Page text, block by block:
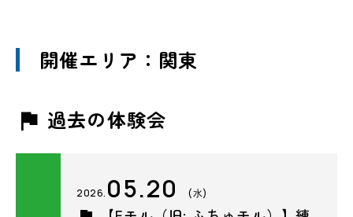
開催エリア：関東
過去の体験会
2026. 05.20 (水)